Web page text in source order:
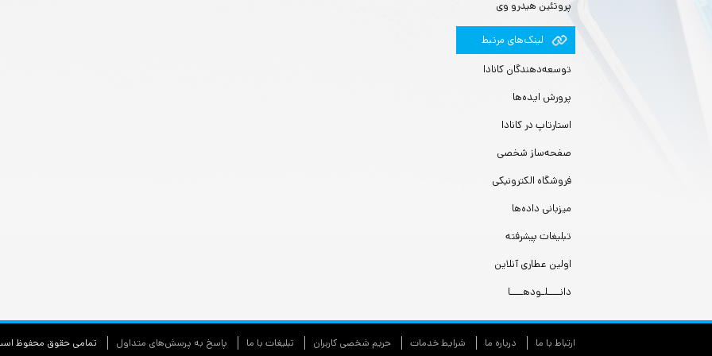
پروتئین هیدرو وی
لينك‌های مرتبط
توسعه‌دهندگان کانادا
پرورش ایده‌ها
استارتاپ در کانادا
صفحه‌ساز شخصی
فروشگاه الکترونیکی
میزبانی داده‌ها
تبلیغات پیشرفته
اولین عطاری آنلاین
دانــــلـودهــــا
ارتباط با ما درباره ما شرایط خدمات حريم شخصی كاربران تبليغات با ما پاسخ به پرسش‌های متداول تمامی حقوق محفوظ